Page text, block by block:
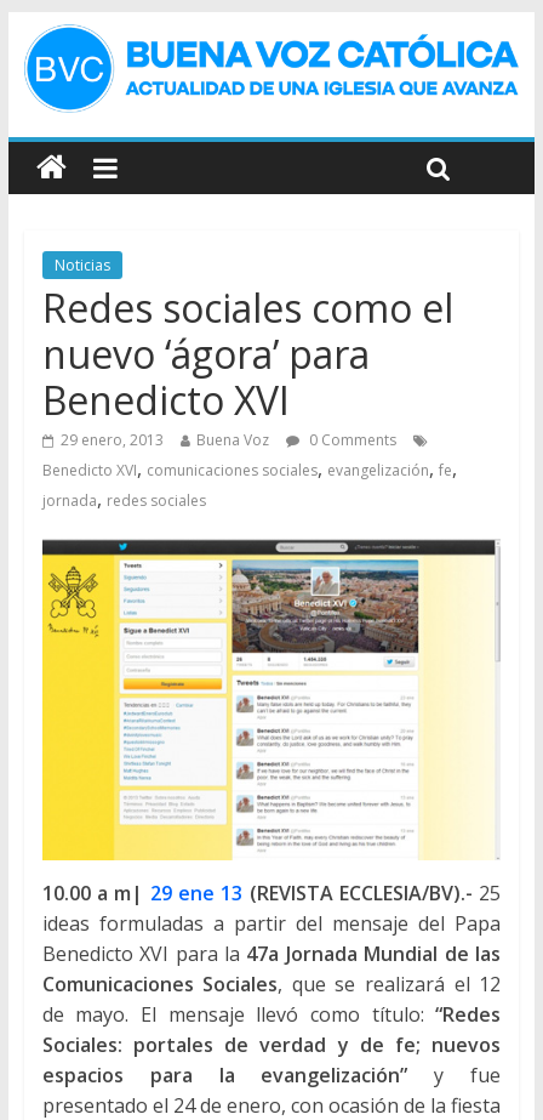
Noticias
Redes sociales como el
nuevo ‘ágora’ para
Benedicto XVI
29 enero, 2013 Buena Voz
0 Comments
Benedicto XVI, comunicaciones sociales, evangelización, fe,
jornada, redes sociales
10.00 a m| 29 ene 13 (REVISTA ECCLESIA/BV).- 25
ideas formuladas a partir del mensaje del Papa
Benedicto XVI para la 47a Jornada Mundial de las
Comunicaciones Sociales, que se realizará el 12
de mayo. El mensaje llevó como título:“Redes
Sociales: portales de verdad y de fe; nuevos
espacios para la evangelización” y fue
presentado el 24 de enero, con ocasión de la fiesta